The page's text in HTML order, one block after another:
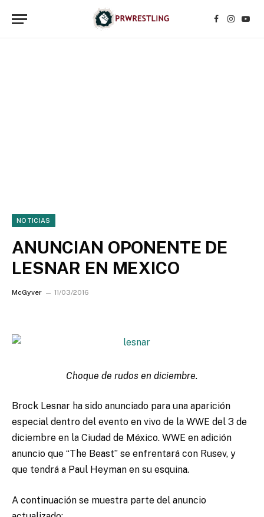
Facebook
NOTICIAS
ANUNCIAN OPONENTE DE
LESNAR EN MEXICO
McGyver 11/03/2016
Choque de rudos en diciembre.
Brock Lesnar ha sido anunciado para una aparición
especial dentro del evento en vivo de la WWE del 3 de
diciembre en la Ciudad de México. WWE en adición
anuncio que “The Beast” se enfrentará con Rusev, y
que tendrá a Paul Heyman en su esquina.
A continuación se muestra parte del anuncio